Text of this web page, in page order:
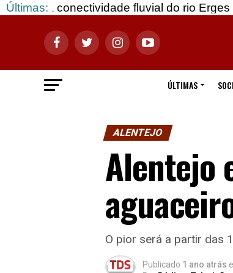
Últimas: fluvial do rio Erges Opinião:
ÚLTIMAS
ALENTEJO
Alentejo
O pior será a partir das
Publicado 1 ano atrás